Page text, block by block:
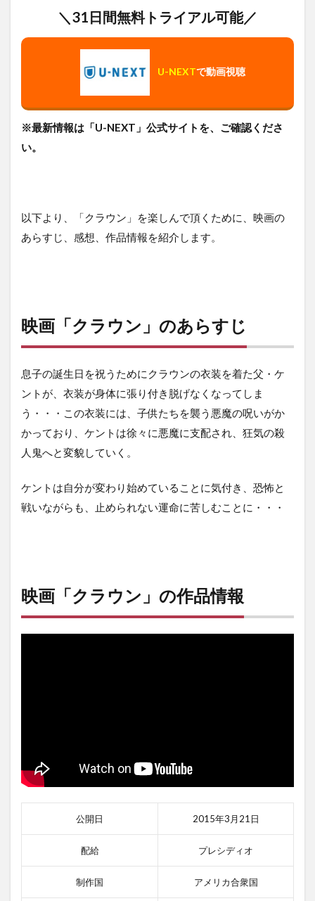
＼31日間無料トライアル可能／
U-NEXTで動画視聴
※最新情報は「U-NEXT」公式サイトを、ご確認くださ
い。
以下より、「クラウン」を楽しんで頂くために、映画の
あらすじ、感想、作品情報を紹介します。
映画「クラウン」 のあらすじ
息子の誕生日を祝うためにクラウンの衣装を着た父・ケ
ントが、衣装が身体に張り付き脱げなくなってしま
う・・・この衣装には、子供たちを襲う悪魔の呪いがか
かっており、ケントは徐々に悪魔に支配され、狂気の殺
人鬼へと変貌していく。
ケントは自分が変わり始めていることに気付き、恐怖と
戦いながらも、止められない運命に苦しむことに・・・
映画「クラウン」 の作品情報
公開日 2015年3月21日
配給 プレシディオ
制作国 アメリカ合衆国